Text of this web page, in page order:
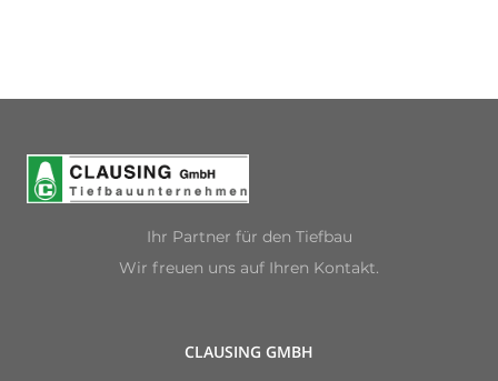
Ihr Partner für den Tiefbau
Wir freuen uns auf Ihren Kontakt.
CLAUSING GMBH